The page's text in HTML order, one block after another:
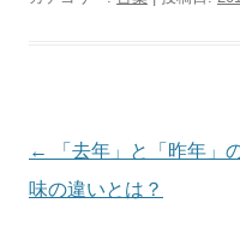
投
稿
←
「去年」と「昨年」
味の違いとは？